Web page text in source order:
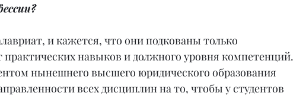
и кажется, что они подкованы только
навыков и должного уровня компетенций.
нынешнего высшего юридического образования
всех дисциплин на то, чтобы у студентов